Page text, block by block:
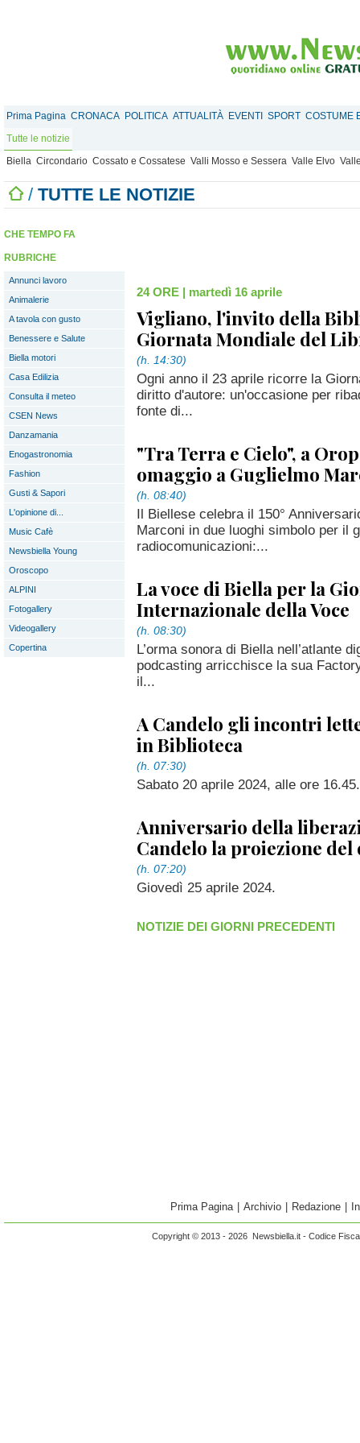
Prima Pagina CRONACA POLITICA ATTUALITÀ EVENTI SPORT COSTUME
Tutte le notizie
Biella Circondario Cossato e Cossatese Valli Mosso e Sessera Valle Elvo
/ TUTTE LE NOTIZIE
CHE TEMPO FA
RUBRICHE
Annunci lavoro
Animalerie
A tavola con gusto
Benessere e Salute
Biella motori
Casa Edilizia
Consulta il meteo
CSEN News
Danzamania
Enogastronomia
Fashion
Gusti & Sapori
L'opinione di...
Music Cafè
Newsbiella Young
Oroscopo
ALPINI
Fotogallery
Videogallery
Copertina
24 ORE | martedì 16 aprile
Vigliano, l'invito della
Giornata Mondiale del
(h. 14:30)
Ogni anno il 23 aprile ricorre la
diritto d'autore: un'occasione per
fonte di...
"Tra Terra e Cielo", a
omaggio a Guglielmo
(h. 08:40)
Il Biellese celebra il 150°
Marconi in due luoghi simbolo per il
radiocomunicazioni:...
La voce di Biella per la
Internazionale della Voce
(h. 08:30)
L’orma sonora di Biella nell’atlante
podcasting arricchisce la sua
il...
A Candelo gli incontri
in Biblioteca
(h. 07:30)
Sabato 20 aprile 2024, alle ore 16.45.
Anniversario della
Candelo la proiezione
(h. 07:20)
Giovedì 25 aprile 2024.
NOTIZIE DEI GIORNI PRECEDENTI
Prima Pagina Archivio Redazione
Copyright © 2013 - 2026 Newsbiella.it - Codice